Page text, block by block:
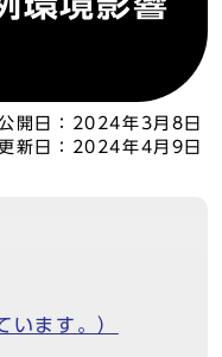
開日：
2024年3月8日
更新日：
2024年4月9日
います。）